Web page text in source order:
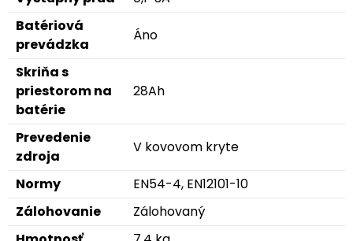
Batériová
prevádzka
Áno
Skriňa s
priestorom na
batérie
28Ah
Prevedenie
zdroja
V kovovom kryte
Normy
EN54-4, EN12101-10
Zálohovanie
Zálohovaný